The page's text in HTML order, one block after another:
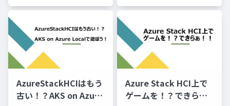
AzureStackHCIはもう
古い！？AKS on Azure
Azure Stack HCI上で
ゲームを！？できら